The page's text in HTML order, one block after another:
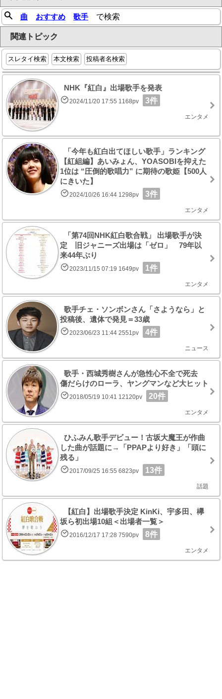
曲 おすすめ 歌手 で検索
関連トピック
スレタイ検索 本文検索 投稿者名検索
NHK『紅白』出場歌手を発表
2024/11/20 17:55 1168pv 3件
エンタメ
「今年も紅白出てほしい歌手」ランキング
【紅組編】あいみょん、YOASOBIを抑えた
1位は “圧倒的歌唱力” に期待の歌姫【500人
にきいた】
2024/10/26 16:44 1298pv 3件
エンタメ
「第74回NHK紅白歌合戦」 出場歌手が決
定 旧ジャニーズ出場は「ゼロ」 79年以
来44年ぶり
2023/11/15 07:19 1649pv 1件
エンタメ
歌手チェ・ソンボンさん「さようなら」と
投稿後、遺体で発見＝33歳
2023/06/23 11:44 2551pv 4件
ニュース
歌手・西城秀樹さんが急性心不全で死去
傷だらけのローラ、ヤングマンなど大ヒット
2018/05/19 10:41 12120pv 20件
エンタメ
ひふみん歌手デビュー！古坂大魔王が作曲
した曲が話題に→「PPAPより好き」「頭に
残る」
2017/09/25 16:55 6823pv 13件
話題
【紅白】出場歌手決定 KinKi、宇多田、欅
坂ら初出場10組＜出場者一覧＞
2016/12/17 17:28 7590pv 8件
エンタメ